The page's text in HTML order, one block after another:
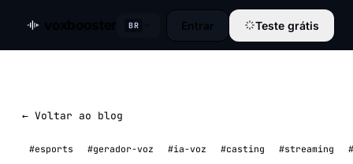
BR Entrar Teste grátis
← Voltar ao blog
#esports #gerador-voz #ia-voz #casting #streaming